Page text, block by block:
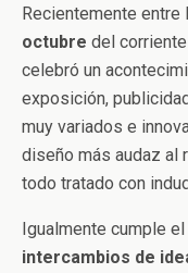
Recientemente entre
octubre del
celebró un
exposición,
muy variados e
diseño más audaz al
todo tratado con
Igualmente cumple
intercambios de